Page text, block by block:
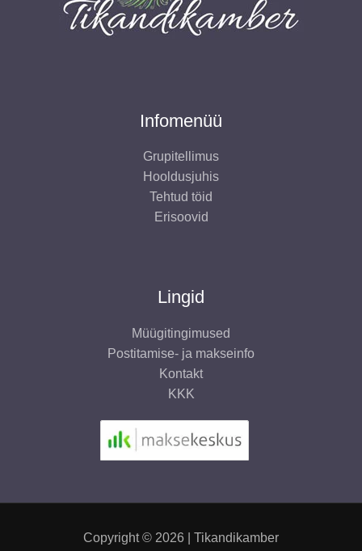
Infomenüü
Grupitellimus
Hooldusjuhis
Tehtud töid
Erisoovid
Lingid
Müügitingimused
Postitamise- ja makseinfo
Kontakt
KKK
Copyright © 2026 | Tikandikamber